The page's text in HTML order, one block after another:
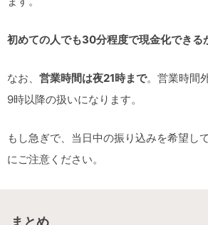
初めての人でも30分程度で現金化できる
なお、 営業時間は夜21時まで。営業時間
9時以降の扱いになります。
もし急ぎで、当日中の振り込みを希望し
にご注意ください。
まとめ